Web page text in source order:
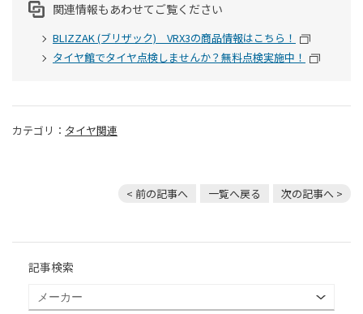
関連情報もあわせてご覧ください
BLIZZAK (ブリザック) VRX3の商品情報はこちら！
タイヤ館でタイヤ点検しませんか？無料点検実施中！
カテゴリ： タイヤ関連
< 前の記事へ 一覧へ戻る 次の記事へ >
記事検索